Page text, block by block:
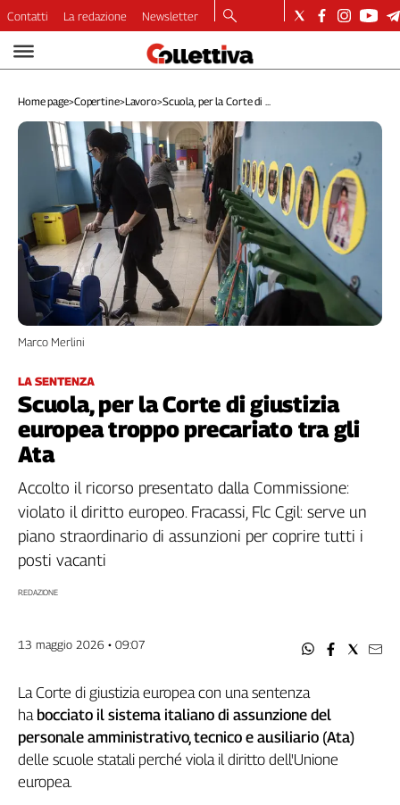
Video
Dirette
Longform
Copertine
Ambiente
Diritti
Welfare
Italia
Internazionale
Culture
Categorie
Filcams
Filctem
Fillea
Filt
Fiom
Flai
Flc
Fp
Slc
Inca
Caaf
Speciali
G8
Contatti La redazione Newsletter
Home page>Copertine>Lavoro>Scuola, per la Corte di ...
LA SENTENZA
Scuola, per la Corte di giustizia
europea troppo precariato tra gli
Ata
Marco Merlini
Accolto il ricorso presentato dalla Commissione:
violato il diritto europeo. Fracassi, Flc Cgil: serve un
piano straordinario di assunzioni per coprire tutti i
posti vacanti
REDAZIONE
13 maggio 2026 • 09:07
La Corte di giustizia europea con una sentenza
habocciato il sistema italiano di assunzione del
personale amministrativo, tecnico e ausiliario (Ata)
delle scuole statali perché viola il diritto dell'Unione
europea.